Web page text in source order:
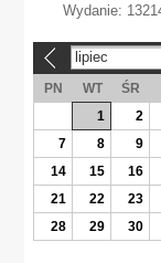
Wydanie:
lipiec
PN WT ŚR
1
2
7
8 9
14
15 16
21
22 23
28
29 30